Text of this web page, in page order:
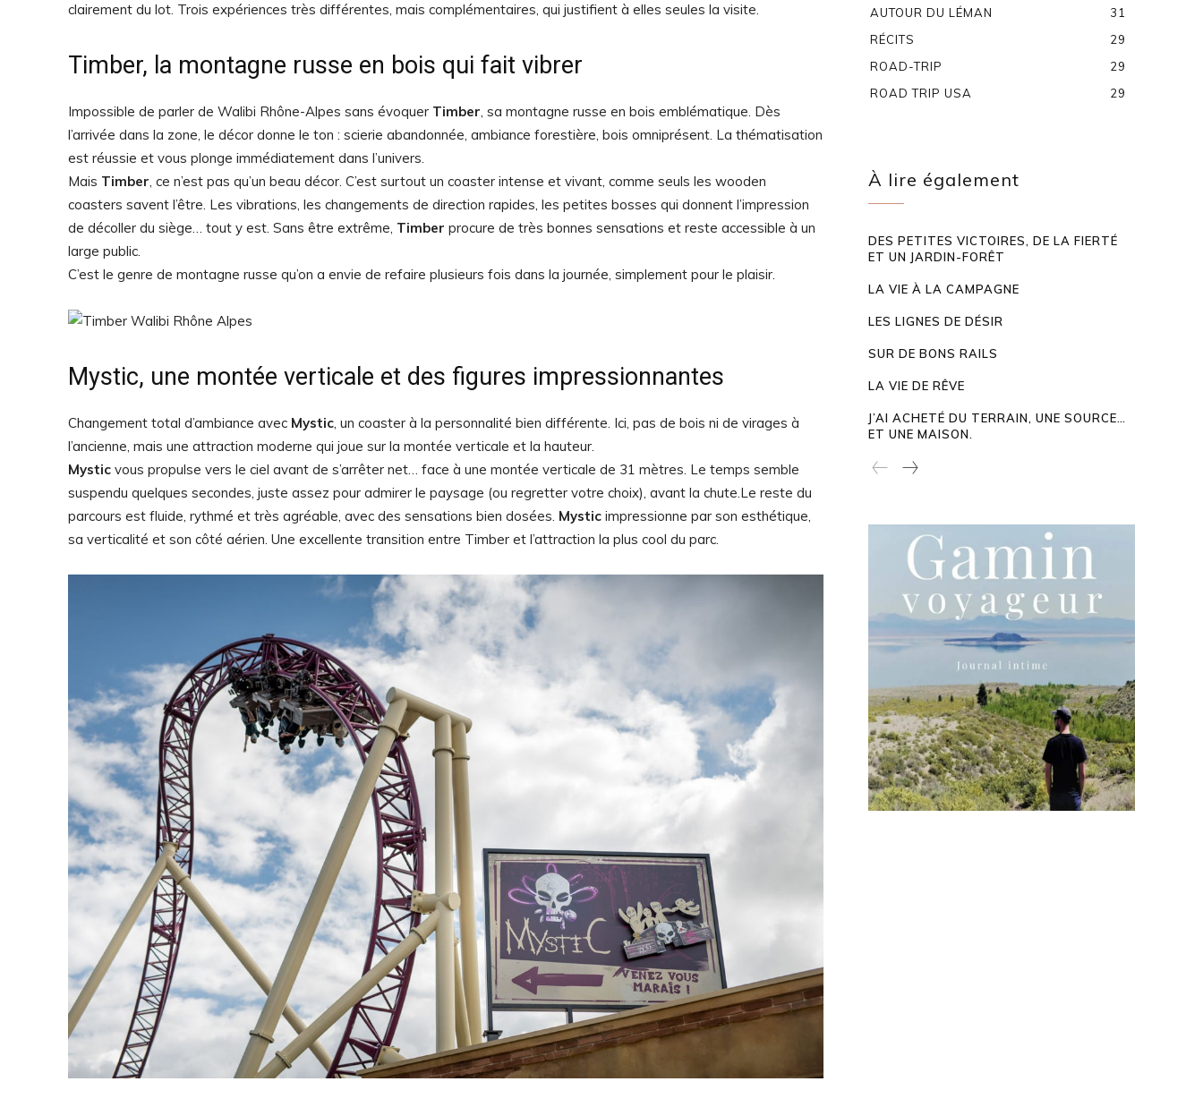
clairement du lot. Trois expériences très différentes, mais complémentaires, qui justifient à elles seules la visite.
Timber, la montagne russe en bois qui fait vibrer
Impossible de parler de Walibi Rhône-Alpes sans évoquer Timber, sa montagne russe en bois emblématique. Dès
l’arrivée dans la zone, le décor donne le ton : scierie abandonnée, ambiance forestière, bois omniprésent. La thématisation
est réussie et vous plonge immédiatement dans l’univers.
Mais Timber, ce n’est pas qu’un beau décor. C’est surtout un coaster intense et vivant, comme seuls les wooden
coasters savent l’être. Les vibrations, les changements de direction rapides, les petites bosses qui donnent l’impression
de décoller du siège… tout y est. Sans être extrême, Timber procure de très bonnes sensations et reste accessible à un
large public.
C’est le genre de montagne russe qu’on a envie de refaire plusieurs fois dans la journée, simplement pour le plaisir.
Mystic, une montée verticale et des figures impressionnantes
Changement total d’ambiance avec Mystic, un coaster à la personnalité bien différente. Ici, pas de bois ni de virages à
l’ancienne, mais une attraction moderne qui joue sur la montée verticale et la hauteur.
Mystic vous propulse vers le ciel avant de s’arrêter net… face à une montée verticale de 31 mètres. Le temps semble
suspendu quelques secondes, juste assez pour admirer le paysage (ou regretter votre choix), avant la chute.Le reste du
parcours est fluide, rythmé et très agréable, avec des sensations bien dosées. Mystic impressionne par son esthétique,
sa verticalité et son côté aérien. Une excellente transition entre Timber et l’attraction la plus cool du parc.
AUTOUR DU LÉMAN
31
RÉCITS
29
ROAD-TRIP
29
ROAD TRIP USA
29
À lire également
DES PETITES VICTOIRES, DE LA FIERTÉ
ET UN JARDIN-FORÊT
LA VIE À LA CAMPAGNE
LES LIGNES DE DÉSIR
SUR DE BONS RAILS
LA VIE DE RÊVE
J’AI ACHETÉ DU TERRAIN, UNE SOURCE…
ET UNE MAISON.